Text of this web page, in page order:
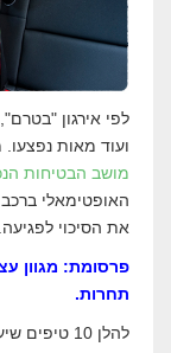
ועוד מאות
מושב הבטיחות
האופטימאלי
את הסיכוי לפגיעה.
פרסומת: מגוון
תחרות.
להלן 10 טיפים שיעזרו לכם בבחירת כסא הבטיחות הנכון: